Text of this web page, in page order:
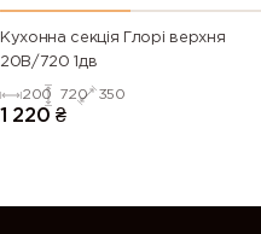
Кухонна секція Глорі верхня
20В/720 1дв
200 720 350
1 220 ₴